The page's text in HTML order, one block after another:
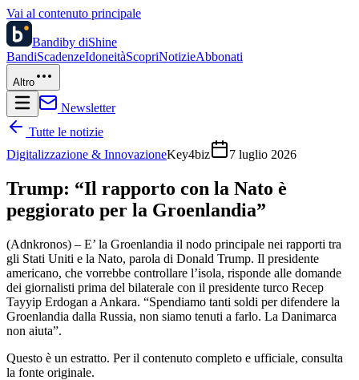
Vai al contenuto principale
Bandiby diShine
BandiScadenzeIdoneitàScopriNotizieAbbonati
Altro
Newsletter
Tutte le notizie
Digitalizzazione & InnovazioneKey4biz 7 luglio 2026
Trump: “Il rapporto con la Nato è
peggiorato per la Groenlandia”
(Adnkronos) – E’ la Groenlandia il nodo principale nei rapporti tra
gli Stati Uniti e la Nato, parola di Donald Trump. Il presidente
americano, che vorrebbe controllare l’isola, risponde alle domande
dei giornalisti prima del bilaterale con il presidente turco Recep
Tayyip Erdogan a Ankara. “Spendiamo tanti soldi per difendere la
Groenlandia dalla Russia, non siamo tenuti a farlo. La Danimarca
non aiuta”.
Questo è un estratto. Per il contenuto completo e ufficiale, consulta
la fonte originale.